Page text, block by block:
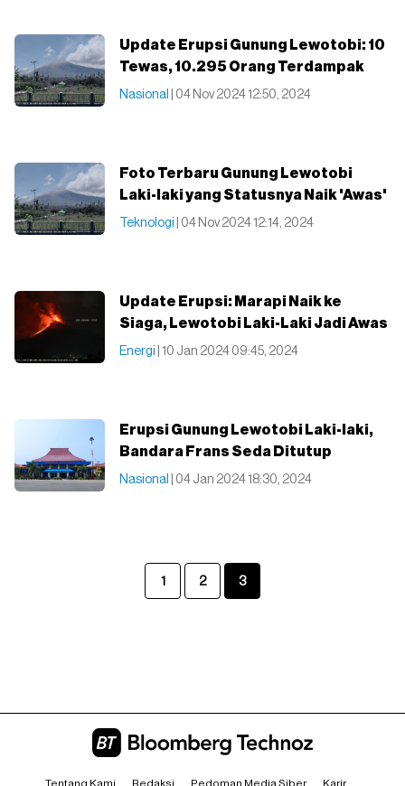
Update Erupsi Gunung Lewotobi: 10
Tewas, 10.295 Orang Terdampak
Nasional | 04 Nov 2024 12:50, 2024
Foto Terbaru Gunung Lewotobi
Laki-laki yang Statusnya Naik 'Awas'
Teknologi | 04 Nov 2024 12:14, 2024
Update Erupsi: Marapi Naik ke
Siaga, Lewotobi Laki-Laki Jadi Awas
Energi | 10 Jan 2024 09:45, 2024
Erupsi Gunung Lewotobi Laki-laki,
Bandara Frans Seda Ditutup
Nasional | 04 Jan 2024 18:30, 2024
1 2 3
Tentang Kami Redaksi Pedoman Media Siber Karir